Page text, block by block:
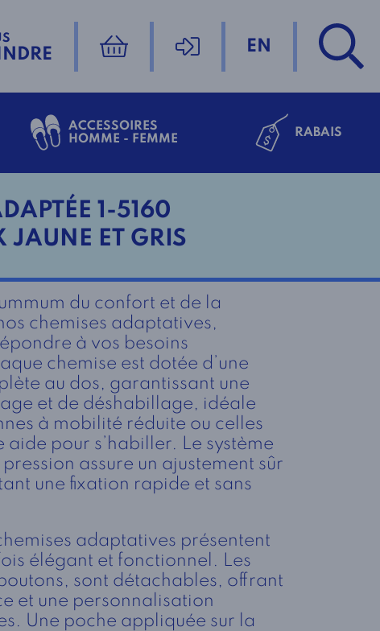
EN
ACCESSOIRES
HOMME - FEMME
RABAIS
1-5160
JAUNE ET GRIS
du confort et de la
chemises adaptatives,
à vos besoins
chemise est dotée d’une
au dos, garantissant une
et de déshabillage, idéale
à mobilité réduite ou celles
aide pour s’habiller. Le système
assure un ajustement sûr
une fixation rapide et sans
adaptatives présentent
élégant et fonctionnel. Les
sont détachables, offrant
et une personnalisation
Une poche appliquée sur la